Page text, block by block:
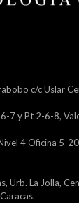
c/c Uslar
7 y Pt 2-6-8,
4 Oficina 5-
Urb. La Jolla,